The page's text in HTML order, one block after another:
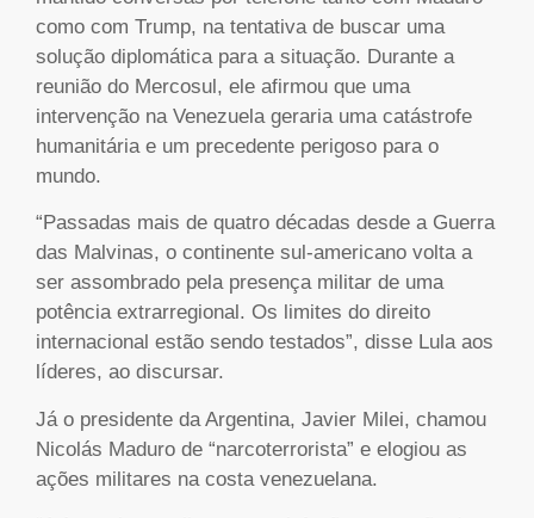
como com Trump, na tentativa de buscar uma
solução diplomática para a situação. Durante a
reunião do Mercosul, ele afirmou que uma
intervenção na Venezuela geraria uma catástrofe
humanitária e um precedente perigoso para o
mundo.
“Passadas mais de quatro décadas desde a Guerra
das Malvinas, o continente sul-americano volta a
ser assombrado pela presença militar de uma
potência extrarregional. Os limites do direito
internacional estão sendo testados”, disse Lula aos
líderes, ao discursar.
Já o presidente da Argentina, Javier Milei, chamou
Nicolás Maduro de “narcoterrorista” e elogiou as
ações militares na costa venezuelana.